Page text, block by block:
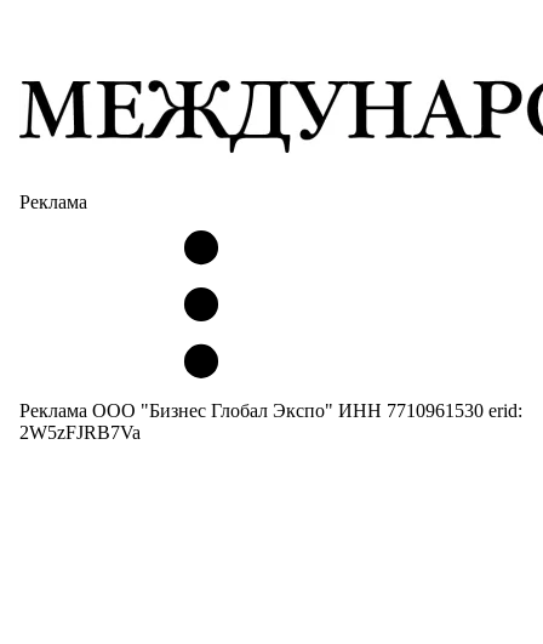
Реклама
Реклама ООО "Бизнес Глобал Экспо" ИНН 7710961530 erid:
2W5zFJRB7Va